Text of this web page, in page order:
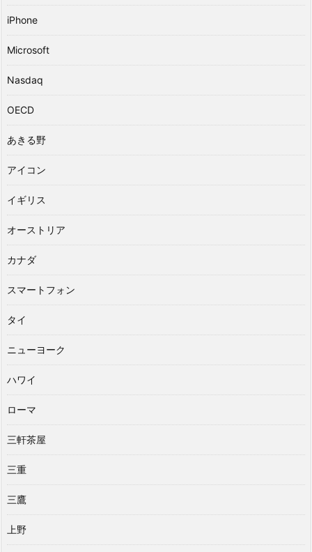
iPhone
Microsoft
Nasdaq
OECD
あきる野
アイコン
イギリス
オーストリア
カナダ
スマートフォン
タイ
ニューヨーク
ハワイ
ローマ
三軒茶屋
三重
三鷹
上野